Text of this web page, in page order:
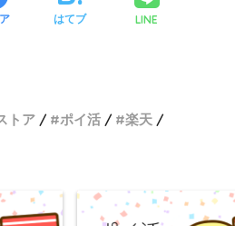
はてブ LINE
トア ポイ活
楽天